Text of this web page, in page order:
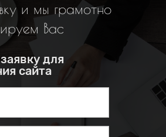
и мы грамотно
Вас
для
сайта